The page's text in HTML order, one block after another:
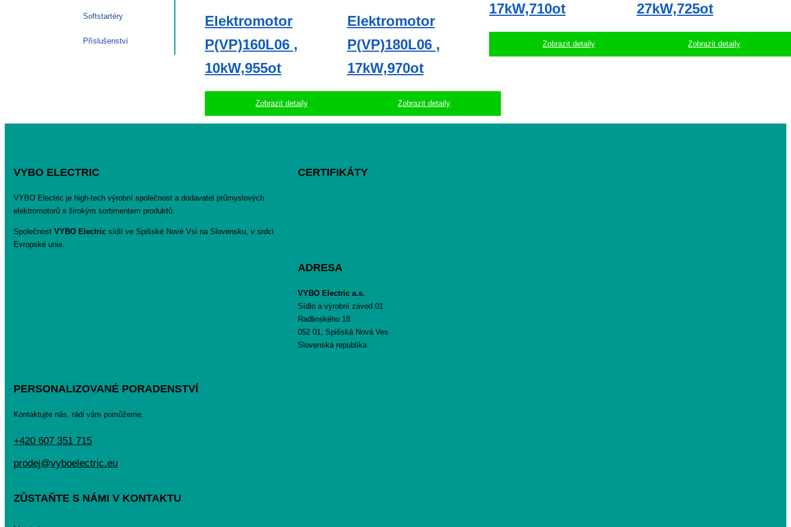
Elektromotor
P(VP)160L06 ,
10kW,955ot
Zobrazit detaily
Elektromotor
P(VP)180L06 ,
17kW,970ot
Zobrazit detaily
17kW,710ot
Zobrazit detaily
27kW,725ot
Zobrazit detaily
Softstartéry
Příslušenství
VYBO ELECTRIC
VYBO Electric je high-tech výrobní společnost a dodavatel průmyslových
elektromotorů s širokým sortimentem produktů.
Společnost VYBO Electric sídlí ve Spišské Nové Vsi na Slovensku, v srdci
Evropské unie.
CERTIFIKÁTY
ADRESA
VYBO Electric a.s.
Sídlo a výrobní závod 01
Radlinského 18
052 01, Spišská Nová Ves
Slovenská republika
PERSONALIZOVANÉ PORADENSTVÍ
Kontaktujte nás, rádi vám pomůžeme.
+420 607 351 715
prodej@vyboelectric.eu
ZŮSTAŇTE S NÁMI V KONTAKTU